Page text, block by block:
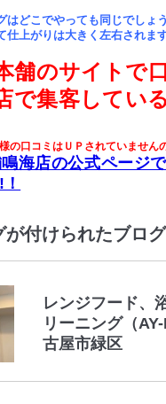
はどこでやっても同じでしょ
仕上がりは大きく左右されま
舗のサイトで
で集客してい
の口コミはＵＰされていません
海店の公式ページ
が付けられたブロ
レンジフード、
リーニング（
古屋市緑区